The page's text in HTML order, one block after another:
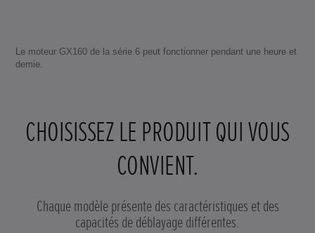
Le moteur GX160 de la série 6 peut fonctionner pendant une heure et
demie.
CHOISISSEZ LE PRODUIT QUI VOUS
CONVIENT.
Chaque modèle présente des caractéristiques et des
capacités de déblayage différentes.